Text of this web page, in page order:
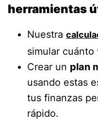
herramientas
Nuestra
simular cuánto
Crear un plan
usando estas
tus finanzas
rápido.